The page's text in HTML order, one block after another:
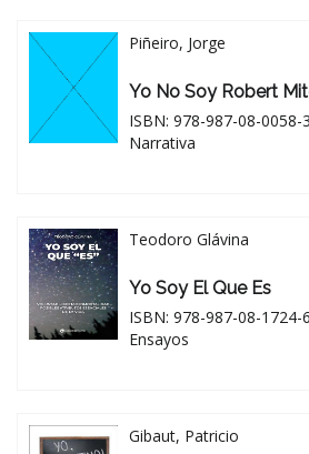
Piñeiro, Jorge
Yo No Soy Robert
ISBN: 978-987-08-0058-3
Narrativa
Teodoro Glávina
Yo Soy El Que Es
ISBN: 978-987-08-1724-6
Ensayos
Gibaut, Patricio